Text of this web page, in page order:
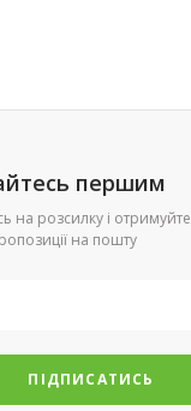
першим
на розсилку і отримуйте
на пошту
ПІДПИСАТИСЬ